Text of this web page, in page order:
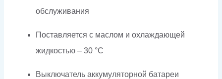
обслуживания
Поставляется с маслом и охлаждающей
жидкостью – 30 °C
Выключатель аккумуляторной батареи